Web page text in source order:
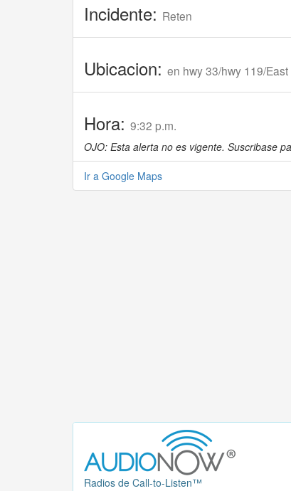
Incidente: Reten
Ubicacion: en hwy 33/hwy 119/
Hora: 9:32 p.m.
OJO: Esta alerta no es vigente. Suscribase
Ir a Google Maps
Radios de Call-to-Listen™